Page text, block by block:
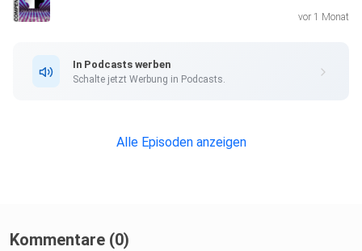
vor 1 Monat
In Podcasts werben
Schalte jetzt Werbung in Podcasts.
Alle Episoden anzeigen
Kommentare (0)